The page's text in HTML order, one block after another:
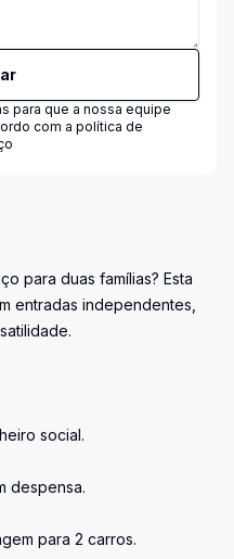
para que a nossa equipe
com a política de
para duas famílias? Esta
entradas independentes,
social.
despensa.
para 2 carros.